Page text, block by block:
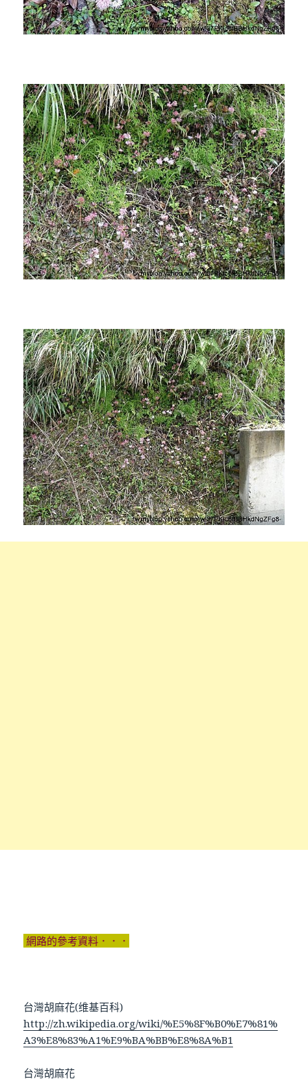
網路的參考資料．．．
台灣胡麻花(维基百科)
http://zh.wikipedia.org/wiki/%E5%8F%B0%E7%81%
A3%E8%83%A1%E9%BA%BB%E8%8A%B1
台灣胡麻花